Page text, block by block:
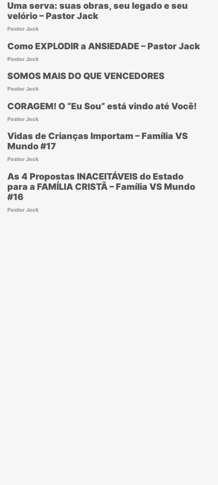
Uma serva: suas obras, seu legado e seu
velório – Pastor Jack
Pastor Jack
Como EXPLODIR a ANSIEDADE – Pastor Jack
Pastor Jack
SOMOS MAIS DO QUE VENCEDORES
Pastor Jack
CORAGEM! O “Eu Sou” está vindo até Você!
Pastor Jack
Vidas de Crianças Importam – Família VS
Mundo #17
Pastor Jack
As 4 Propostas INACEITÁVEIS do Estado
para a FAMÍLIA CRISTÃ – Família VS Mundo
#16
Pastor Jack